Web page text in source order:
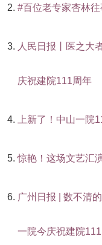
#百位老专家杏林
人民日报丨医之大
庆祝建院111周年
上新了！中山一院
惊艳！这场文艺汇
广州日报 | 数不清
一院今庆祝建院